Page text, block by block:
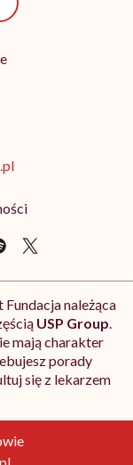
należąca
USP Group.
mają charakter
porady
się z lekarzem